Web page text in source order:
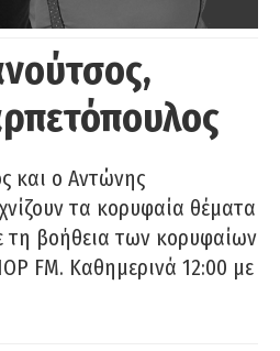
και ο Αντώνης
τα κορυφαία θέματα
τη βοήθεια των κορυφαίων
FM. Καθημερινά 12:00 με